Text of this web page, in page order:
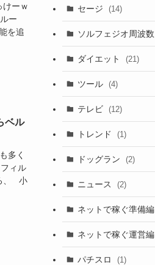
ーｗ
ー
を追
ベル
多く
ィル
、 小
セージ (14)
ソルフェジオ周波数
ダイエット (21)
ツール (4)
テレビ (12)
トレンド (1)
ドッグラン (2)
ニュース (2)
ネットで稼ぐ準備編
ネットで稼ぐ運営編
パチスロ (1)